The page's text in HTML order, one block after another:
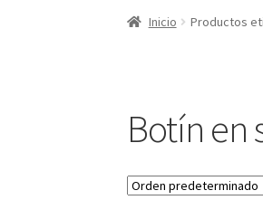
Inicio Productos
Botín en